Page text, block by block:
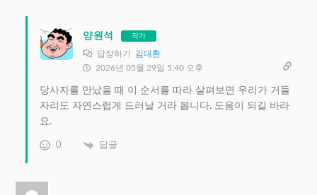
양원석 작가
답장하기 김대환
2026년 05월 29일 5:40 오후
당사자를 만났을 때 이 순서를 따라 살펴보면 우리가 거들
자리도 자연스럽게 드러날 거라 봅니다. 도움이 되길 바라
요.
0 답글